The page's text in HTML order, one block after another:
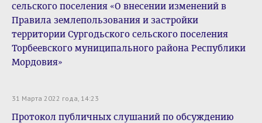
сельского поселения «О внесении изменений в
Правила землепользования и застройки
территории Сургодьского сельского поселения
Торбеевского муниципального района Республики
Мордовия»
31 Марта 2022 года, 14:23
Протокол публичных слушаний по обсуждению